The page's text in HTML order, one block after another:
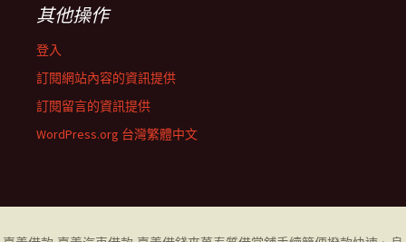
其他操作
登入
訂閱網站內容的資訊提供
訂閱留言的資訊提供
WordPress.org 台灣繁體中文